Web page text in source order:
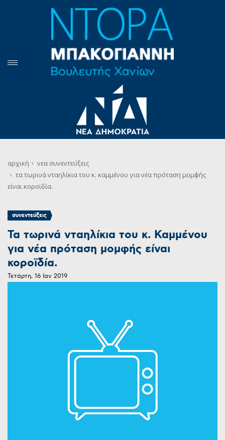
αρχική νεα συνεντεύξεις
τα τωρινά νταηλίκια του κ. καμμένου για νέα πρόταση μομφής
είναι κοροϊδία.
συνεντεύξεις
Τα τωρινά νταηλίκια του κ. Καμμένου
για νέα πρόταση μομφής είναι
κοροϊδία.
Τετάρτη, 16 Ιαν 2019